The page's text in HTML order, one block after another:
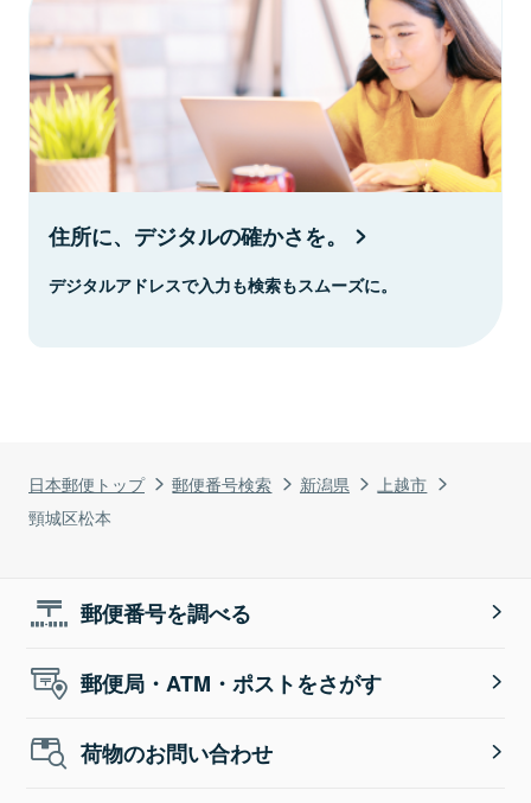
日本郵便トップ 郵便番号検索 新潟県
上越市
頸城区松本
住所に、デジタルの確かさを。
デジタルアドレスで入力も検索もスムーズに。
郵便番号を調べる
郵便局・ATM・ポストをさがす
荷物のお問い合わせ